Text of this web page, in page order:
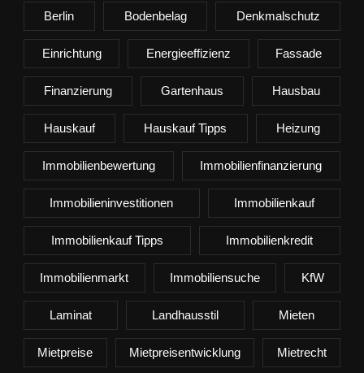
Berlin Bodenbelag Denkmalschutz
Einrichtung Energieeffizienz Fassade
Finanzierung Gartenhaus Hausbau
Hauskauf Hauskauf Tipps Heizung
Immobilienbewertung Immobilienfinanzierung
Immobilieninvestitionen Immobilienkauf
Immobilienkauf Tipps Immobilienkredit
Immobilienmarkt Immobiliensuche KfW
Laminat Landhausstil Mieten
Mietpreise Mietpreisentwicklung Mietrecht